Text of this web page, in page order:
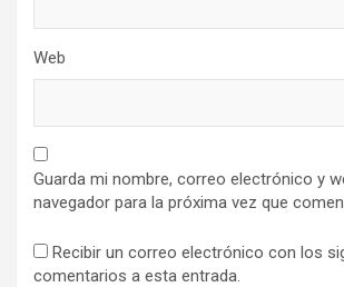
Web
Guarda mi nombre, correo electrónico y
navegador para la próxima vez que
Recibir un correo electrónico con los
comentarios a esta entrada.